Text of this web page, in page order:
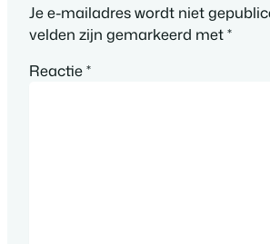
Je e-mailadres wordt niet
velden zijn gemarkeerd met*
Reactie*